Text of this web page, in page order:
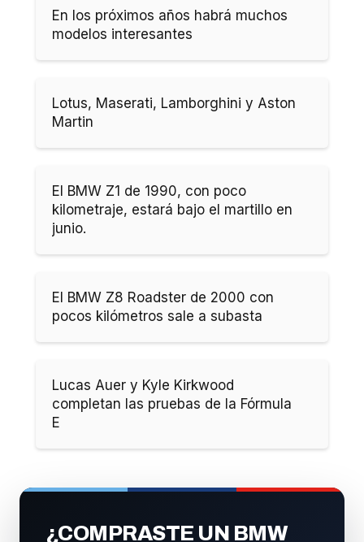
En los próximos años habrá muchos
modelos interesantes
Lotus, Maserati, Lamborghini y Aston
Martin
El BMW Z1 de 1990, con poco
kilometraje, estará bajo el martillo en
junio.
El BMW Z8 Roadster de 2000 con
pocos kilómetros sale a subasta
Lucas Auer y Kyle Kirkwood
completan las pruebas de la Fórmula
E
¿COMPRASTE UN BMW